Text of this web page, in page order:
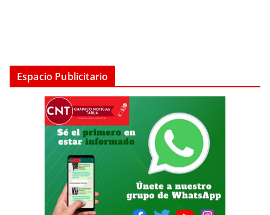
Espacio Publicitario